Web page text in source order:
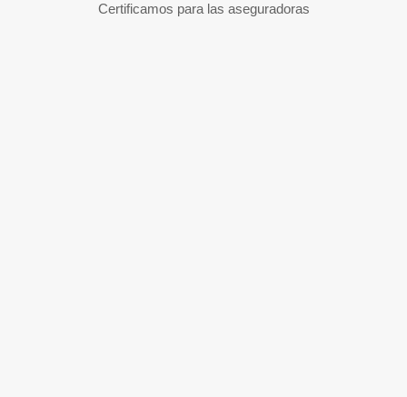
Certificamos para las aseguradoras